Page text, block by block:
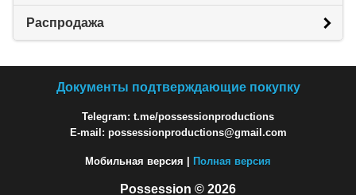
Распродажа
Документы подтверждающие покупку
Telegram: t.me/possessionproductions
E-mail: possessionproductions@gmail.com
Мобильная версия | Полная версия
Possession © 2026